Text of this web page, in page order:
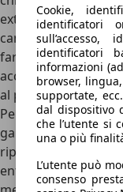
Cookie,
identificatori
sull’accesso,
identificatori
informazioni
browser,
supportate,
dal dispositivo
che l’utente si
una o più
L’utente può
consenso
extraurbani,
cambio e-CVT, pur
far salire i giri del
accelerazioni, ma
al passato.
Per chi cercava
garantiva un piglio
ripresa, pur
entrambe le